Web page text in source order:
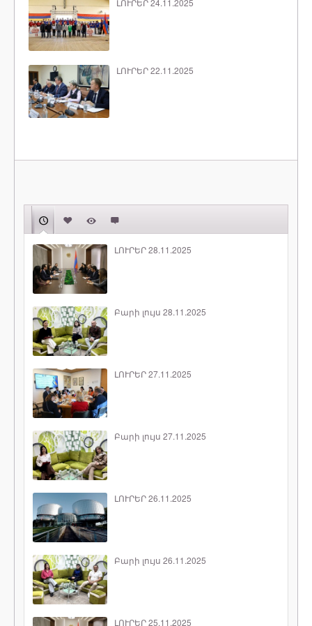
ԼՈՒՐԵՐ 24.11.2025
ԼՈՒՐԵՐ 22.11.2025
ԼՈՒՐԵՐ 28.11.2025
Բարի լույս 28.11.2025
ԼՈՒՐԵՐ 27.11.2025
Բարի լույս 27.11.2025
ԼՈՒՐԵՐ 26.11.2025
Բարի լույս 26.11.2025
ԼՈՒՐԵՐ 25.11.2025